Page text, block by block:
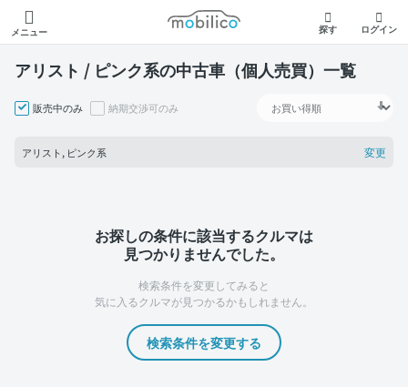
メニュー
モビリコ
探す ログイン
アリスト / ピンク系の中古車（個人売買）一覧
販売中のみ 納期交渉可のみ
アリスト, ピンク系 変更
お探しの条件に該当するクルマは
見つかりませんでした。
検索条件を変更してみると
気に入るクルマが見つかるかもしれません。
検索条件を変更する